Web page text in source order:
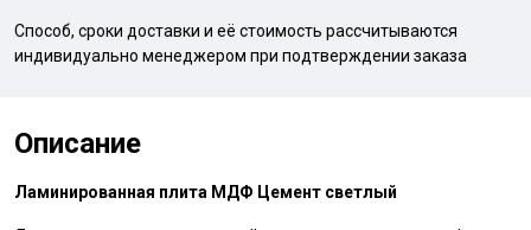
Способ, сроки доставки и её стоимость рассчитываются
индивидуально менеджером при подтверждении заказа
Описание
Ламинированная плита МДФ Цемент светлый